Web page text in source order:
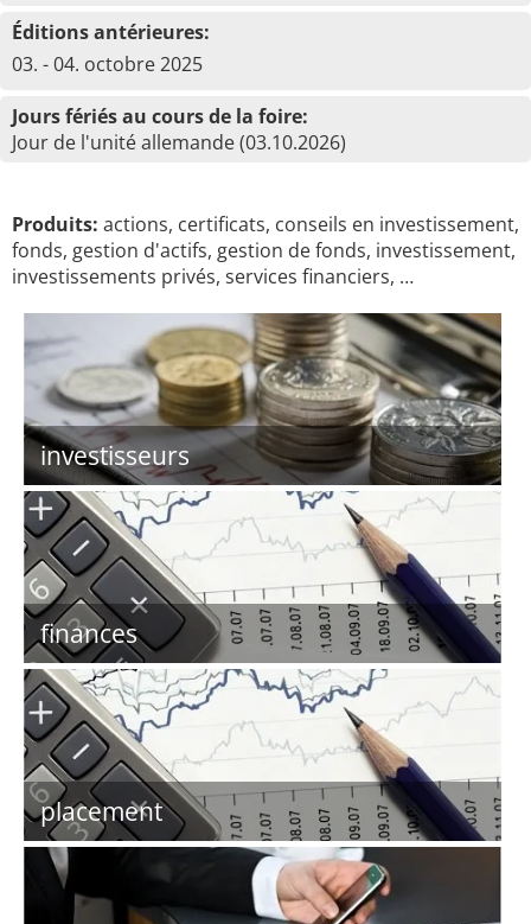
Éditions antérieures:
03. - 04. octobre 2025
Jours fériés au cours de la foire:
Jour de l'unité allemande (03.10.2026)
Produits: actions, certificats, conseils en investissement,
fonds, gestion d'actifs, gestion de fonds, investissement,
investissements privés, services financiers, …
investisseurs
finances
placement